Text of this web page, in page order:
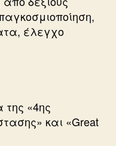
έλεγχο
της «4ης
και «Great